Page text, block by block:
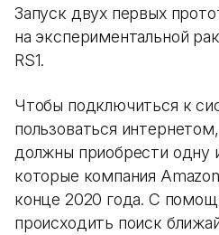
Запуск двух первых
на экспериментальной
RS1.
Чтобы подключиться к
пользоваться
должны приобрести одну
которые компания
конце 2020 года. С
происходить поиск